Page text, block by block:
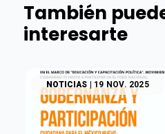
También
interesarte
NOTICIAS | 19 NOV. 2025